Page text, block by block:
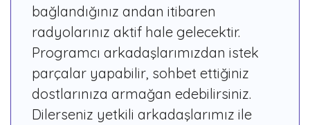
bağlandığınız andan itibaren
radyolarınız aktif hale gelecektir.
Programcı arkadaşlarımızdan istek
parçalar yapabilir, sohbet ettiğiniz
dostlarınıza armağan edebilirsiniz.
Dilerseniz yetkili arkadaşlarımız ile